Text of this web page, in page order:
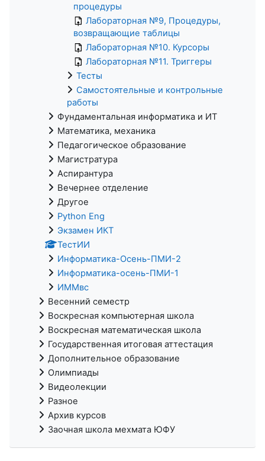
процедуры
Лабораторная №9, Процедуры,
возвращающие таблицы
Лабораторная №10. Курсоры
Лабораторная №11. Триггеры
Тесты
Самостоятельные и контрольные
работы
Фундаментальная информатика и ИТ
Математика, механика
Педагогическое образование
Магистратура
Аспирантура
Вечернее отделение
Другое
Python Eng
Экзамен ИКТ
ТестИИ
Информатика-Осень-ПМИ-2
Информатика-осень-ПМИ-1
ИММвс
Весенний семестр
Воскресная компьютерная школа
Воскресная математическая школа
Государственная итоговая аттестация
Дополнительное образование
Олимпиады
Видеолекции
Разное
Архив курсов
Заочная школа мехмата ЮФУ